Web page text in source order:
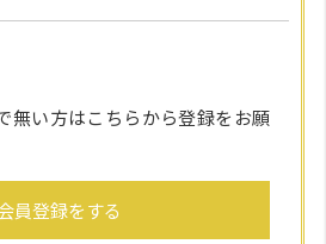
無い方はこちらから登録をお願
員登録をする